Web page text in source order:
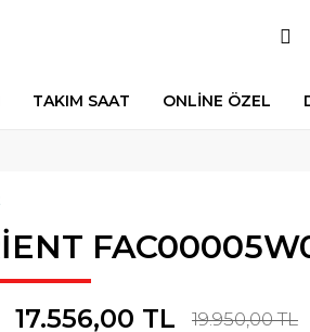
TAKIM SAAT ONLİNE ÖZEL
17.556,00 TL 19.950,00 TL